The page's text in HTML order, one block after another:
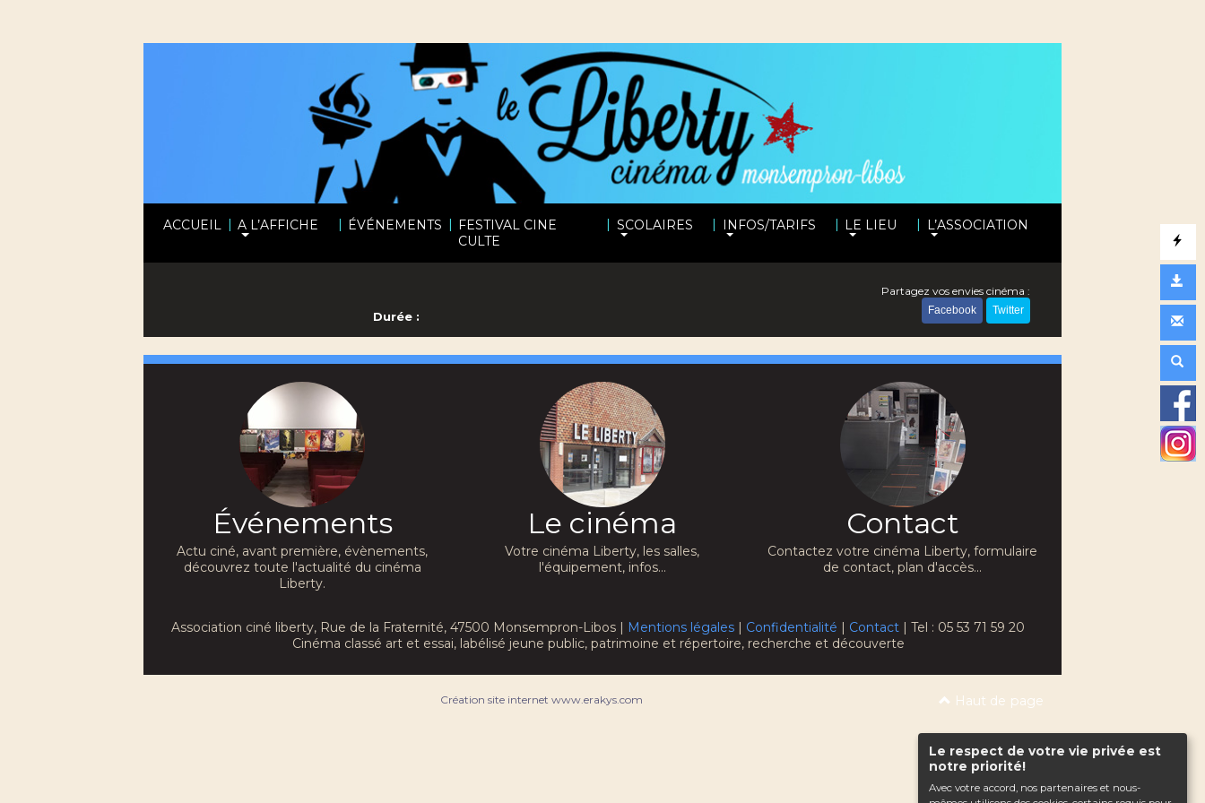
Le respect de votre vie privée est
notre priorité!
Avec votre accord, nos partenaires et nous-
ACCUEIL | A L’AFFICHE | ÉVÉNEMENTS | FESTIVAL CINE
CULTE
| SCOLAIRES | INFOS/TARIFS | LE LIEU | L’ASSOCIATION
Durée :
Partagez vos envies cinéma :
Facebook Twitter
Événements
Actu ciné, avant première, évènements,
découvrez toute l'actualité du cinéma
Liberty.
Le cinéma
Votre cinéma Liberty, les salles,
l'équipement, infos...
Contact
Contactez votre cinéma Liberty, formulaire
de contact, plan d'accès...
Association ciné liberty, Rue de la Fraternité, 47500 Monsempron-Libos | Mentions légales | Confidentialité | Contact | Tel : 05 53 71 59 20
Cinéma classé art et essai, labélisé jeune public, patrimoine et répertoire, recherche et découverte
Haut de page
Création site internet www.erakys.com